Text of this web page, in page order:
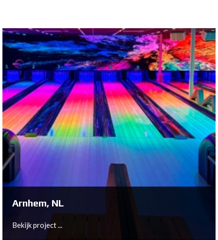
Arnhem, NL
Bekijk project ...